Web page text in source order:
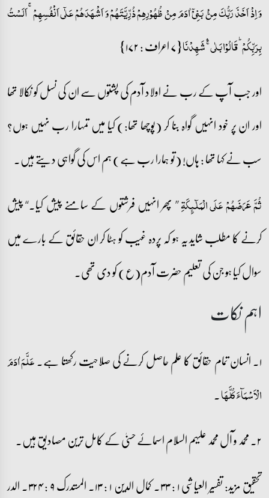
وَ اِذۡ اَخَذَ رَبُّکَ مِنۡۢ بَنِیۡۤ اٰدَمَ مِنۡ ظُہُوۡرِہِمۡ ذُرِّیَّتَہُمۡ وَ اَشۡہَدَہُمۡ عَلٰۤی اَنۡفُسِہِمۡ ۚ اَلَسۡتُ
بِرَبِّکُمۡ ؕ قَالُوۡا بَلٰی ۚۛ شَہِدۡنَا{۷ اعراف : ۱۷۲}
اور جب آپ کے رب نے اولاد آدم کی پشتوں سے ان کی نسل کو نکالا تھا
اور ان پر خود انہیں گواہ بنا کر (پوچھا تھا:) کیا میں تمہارا رب نہیں ہوں؟
سب نے کہا تھا : ہاں! (تو ہمارا رب ہے) ہم اس کی گواہی دیتے ہیں۔
ثُمَّ عَرَضَہُمۡ عَلَی الۡمَلٰٓئِکَۃِ’’ پھر انہیں فرشتوں کے سامنے پیش کیا۔‘‘ پیش
کرنے کا مطلب شاید یہ ہو کہ پردہ غیب کو ہٹا کر ان حقائق کے بارے میں
سوال کیا ہو جن کی تعلیم حضرت آدم(ع) کو دی تھی۔
اہم نکات
۱۔ انسان تمام حقائق کا علم حاصل کرنے کی صلاحیت رکھتا ہے۔
عَلَّمَ اٰدَمَ
الۡاَسۡمَآءَ کُلَّہَا۔
۲۔ محمد و آل محمد علیہم السلام اسمائے حسنیٰ کے کامل ترین مصادیق ہیں۔
تحقیق مزید: تفسیر العیاشی ۱ : ۳۳۔ کمال الدین ۱ : ۱۳۔ المستدرک ۹ : ۳۲۴۔ الدر